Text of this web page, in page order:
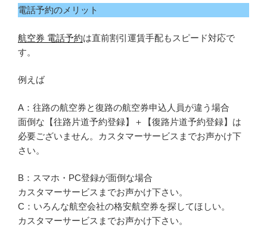
電話予約のメリット
航空券 電話予約は直前割引運賃手配もスピード対応で
す。
例えば
A：往路の航空券と復路の航空券申込人員が違う場合
面倒な【往路片道予約登録】＋【復路片道予約登録】は
必要ございません。カスタマーサービスまでお声かけ下
さい。
B：スマホ・PC登録が面倒な場合
カスタマーサービスまでお声かけ下さい。
C：いろんな航空会社の格安航空券を探してほしい。
カスタマーサービスまでお声かけ下さい。